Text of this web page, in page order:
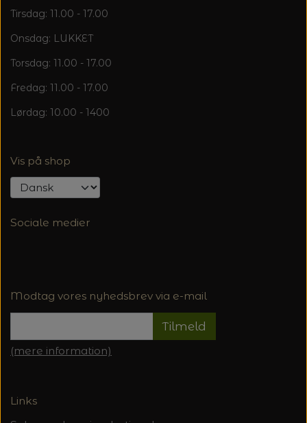
Tirsdag: 11.00 - 17.00
Onsdag: LUKKET
Torsdag: 11.00 - 17.00
Fredag: 11.00 - 17.00
Lørdag: 10.00 - 1400
Vis på shop
Sociale medier
Modtag vores nyhedsbrev via e-mail
Tilmeld
(mere information)
Links